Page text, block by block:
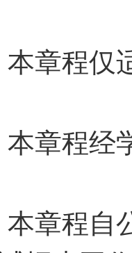
本章程仅
本章程经
本章程自